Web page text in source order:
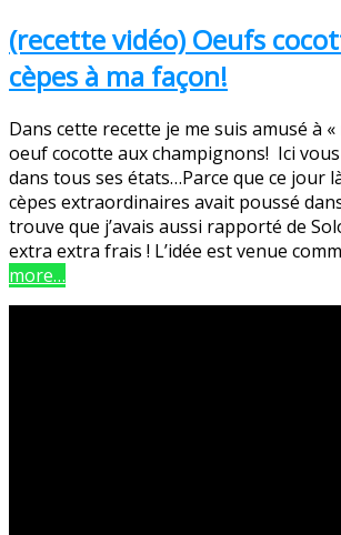
(recette vidéo) Oeufs
cèpes à ma façon!
Dans cette recette je me suis amusé à
oeuf cocotte aux champignons! Ici
dans tous ses états…Parce que ce jour
cèpes extraordinaires avait poussé
trouve que j’avais aussi rapporté de
extra extra frais ! L’idée est venue
more…